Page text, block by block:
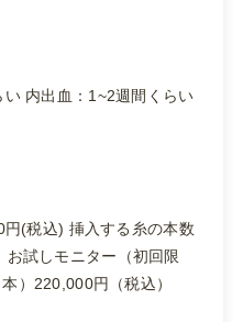
内出血：1~2週間くらい
(税込) 挿入する糸の本数
お試しモニター（初回限
）220,000円（税込）